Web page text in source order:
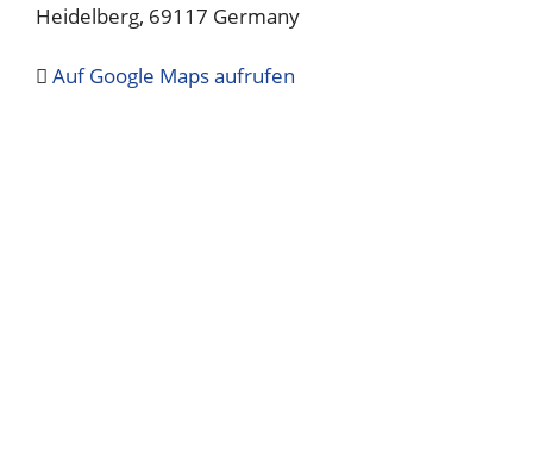
Heidelberg, 69117 Germany
Auf Google Maps aufrufen